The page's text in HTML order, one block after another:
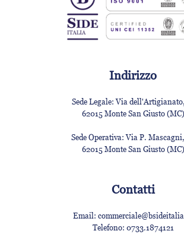
Indirizzo
Sede Legale:Via
62015 Monte San Giusto (MC)
Sede Operativa:Via P.
62015 Monte San Giusto (MC)
Contatti
Email:
Telefono: 0733.1874121